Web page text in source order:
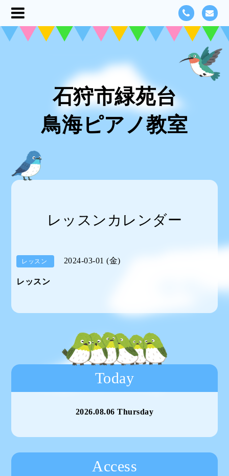
石狩市緑苑台
鳥海ピアノ教室
レッスンカレンダー
レッスン 2024-03-01 (金)
レッスン
Today
2026.08.06 Thursday
Access